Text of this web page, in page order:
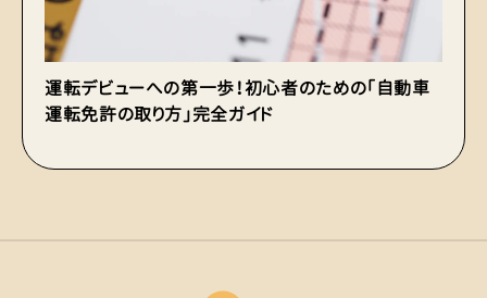
運転デビューへの第一歩！初心者のための「自動車
運転免許の取り方」完全ガイド